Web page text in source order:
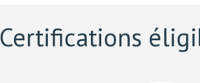
Certifications